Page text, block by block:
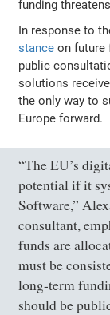
funding
In response to
stance on future
public
solutions
the only way to
Europe forward.
“The EU’s
potential if it
Software,”
consultant,
funds are
must be
long-term
should be